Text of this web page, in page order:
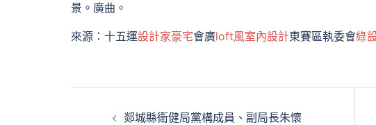
景。廣曲。
來源：十五運設計家豪宅會廣loft風室內設計東賽區執委會綠
郯城縣衛健局黨構成員、副局長朱懷